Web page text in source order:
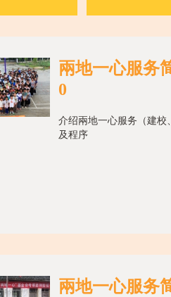
兩地一心服务
0
介绍兩地一心服务（建校
及程序
兩地一心服务